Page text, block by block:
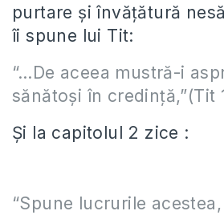
purtare și învățătură
îi spune lui Tit:
“…De aceea mustră-i
sănătoși în credință,”(Tit
Și la capitolul 2 zice :
“Spune lucrurile